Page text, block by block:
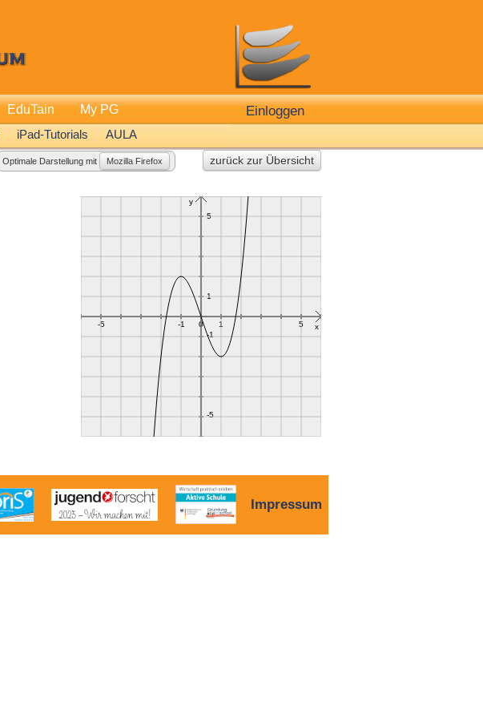
iPad-Tutorials AULA
EduTain My PG Einloggen
Optimale Darstellung mit Mozilla Firefox zurück zur Übersicht
Impressum